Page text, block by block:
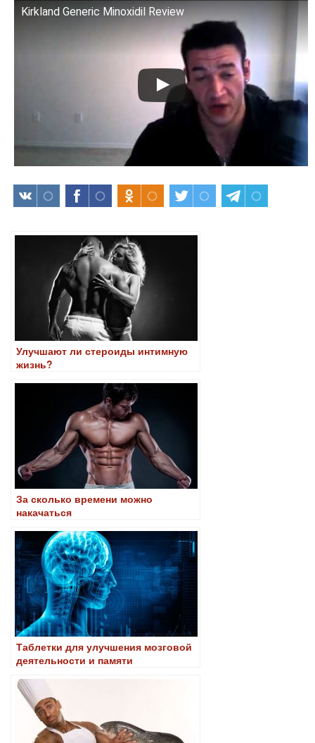
Kirkland Generic Minoxidil Review
Смотрите это видео на YouTube
Улучшают ли стероиды интимную
жизнь?
За сколько времени можно
накачаться
Таблетки для улучшения мозговой
деятельности и памяти